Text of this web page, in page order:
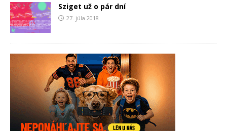
Sziget už o pár dní
27. júla 2018